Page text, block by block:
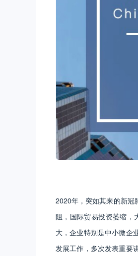
2020年，突如其来的新冠
阻，国际贸易投资萎缩，
大，企业特别是中小微企
发展工作，多次发表重要